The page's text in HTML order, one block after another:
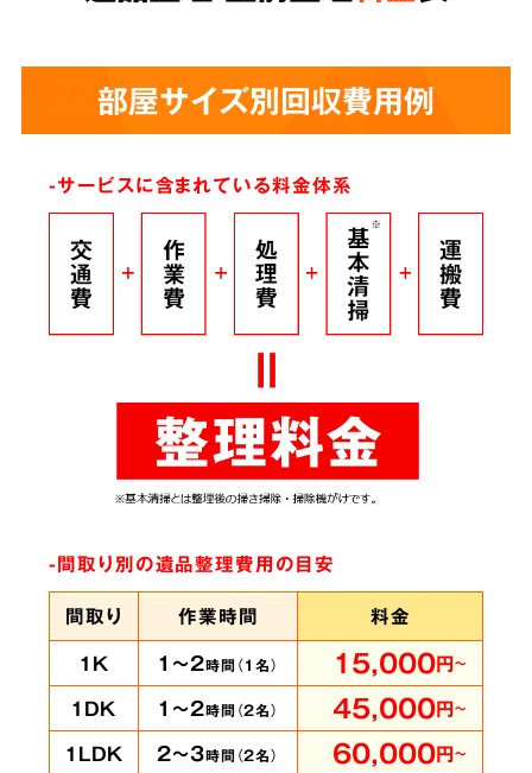
部屋サイズ別回収費用例
-サービスに含まれている料金体系
-間取り別の遺品整理費用の目安
間取り
作業時間
料金
1K
1～2時間（1名） 15,000円～
1DK 1～2時間（2名） 45,000円～
1LDK 2～3時間（2名） 60,000円～